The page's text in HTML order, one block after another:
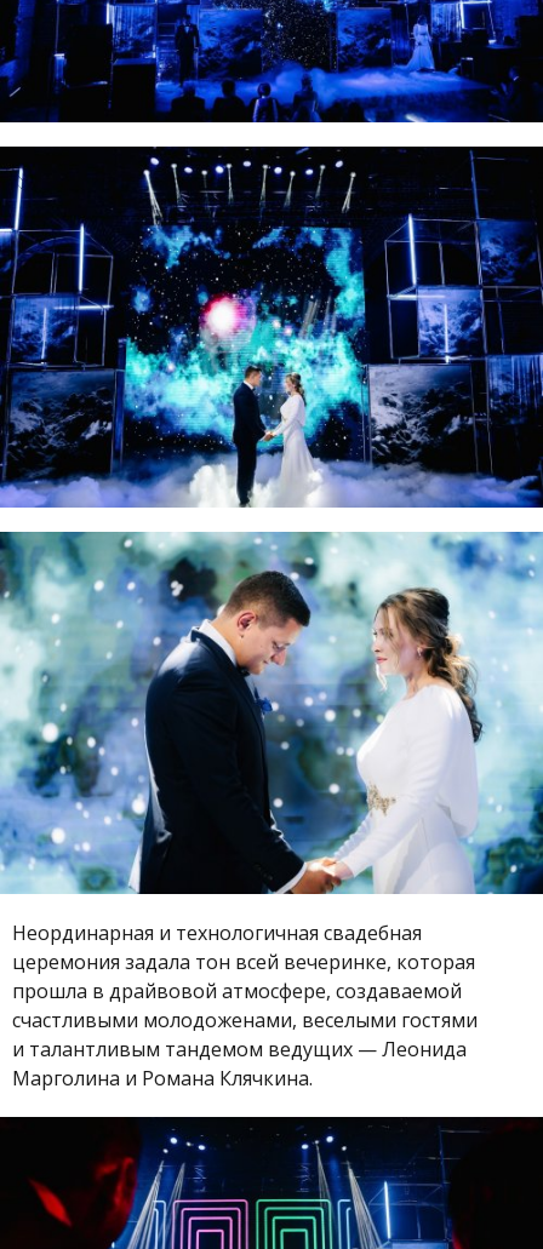
Неординарная и технологичная свадебная
церемония задала тон всей вечеринке, которая
прошла в драйвовой атмосфере, создаваемой
счастливыми молодоженами, веселыми гостями
и талантливым тандемом ведущих — Леонида
Марголина и Романа Клячкина.